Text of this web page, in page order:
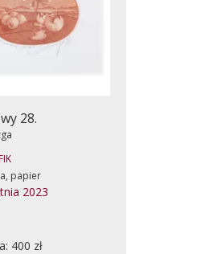
28.
papier
2023
400 zł